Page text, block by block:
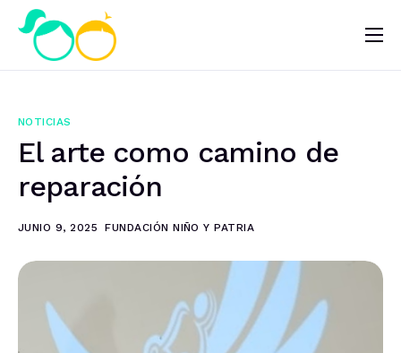
Nosotros
Noticias
¿Quieres ayudar?
NOTICIAS
El arte como camino de
reparación
JUNIO 9, 2025 FUNDACIÓN NIÑO Y PATRIA